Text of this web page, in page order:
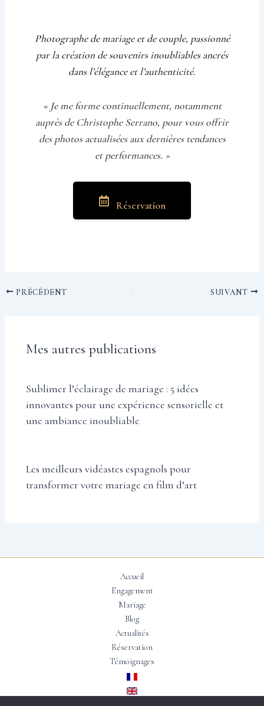
Photographe de mariage et de couple, passionné
par la création de souvenirs inoubliables ancrés
dans l’élégance et l’authenticité.
« Je me forme continuellement, notamment
auprès de Christophe Serrano, pour vous offrir
des photos actualisées aux dernières tendances
et performances. »
Réservation
PRÉCÉDENT SUIVANT
Mes autres publications
Sublimer l’éclairage de mariage : 5 idées
innovantes pour une expérience sensorielle et
une ambiance inoubliable
Les meilleurs vidéastes espagnols pour
transformer votre mariage en film d’art
Accueil
Engagement
Mariage
Blog
Actualités
Réservation
Témoignages